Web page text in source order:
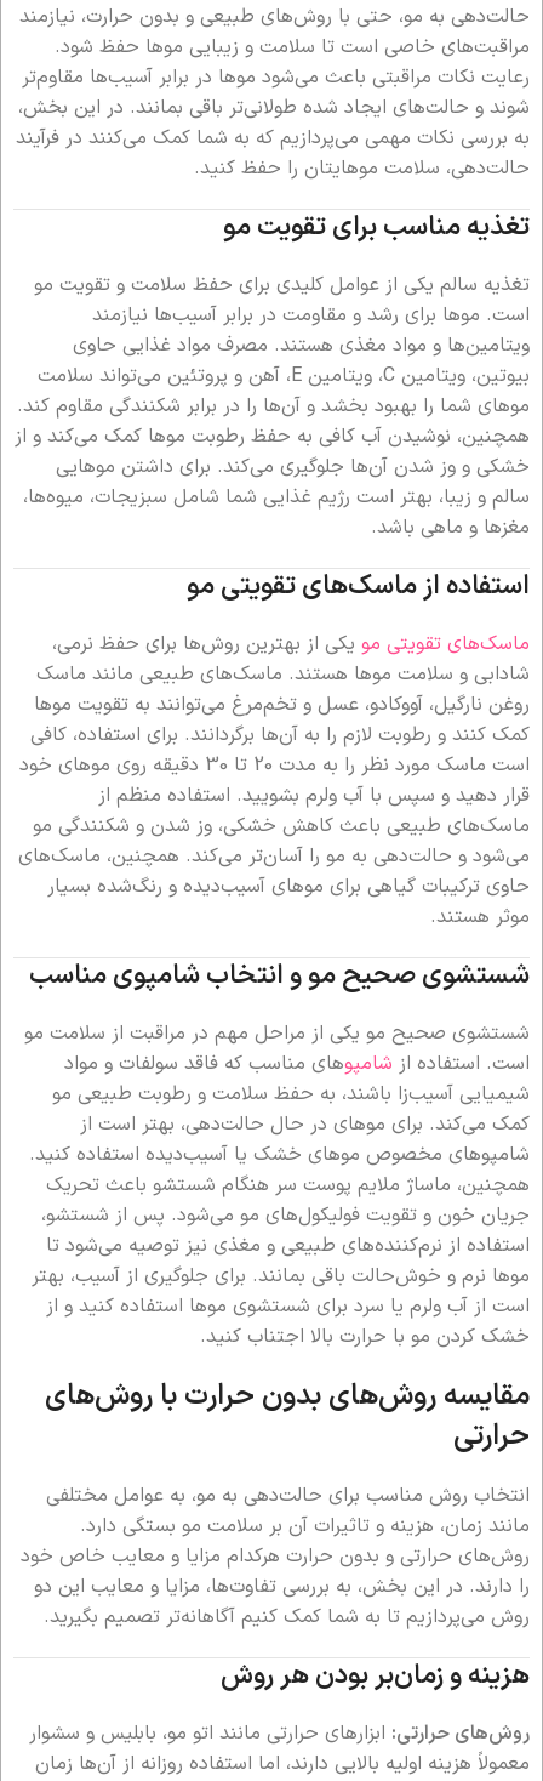
حالت‌دهی به مو، حتی با روش‌های طبیعی و بدون حرارت، نیازمند
مراقبت‌های خاصی است تا سلامت و زیبایی موها حفظ شود.
رعایت نکات مراقبتی باعث می‌شود موها در برابر آسیب‌ها مقاوم‌تر
شوند و حالت‌های ایجاد شده طولانی‌تر باقی بمانند. در این بخش،
به بررسی نکات مهمی می‌پردازیم که به شما کمک می‌کنند در فرآیند
حالت‌دهی، سلامت موهایتان را حفظ کنید.
تغذیه مناسب برای تقویت مو
تغذیه سالم یکی از عوامل کلیدی برای حفظ سلامت و تقویت مو
است. موها برای رشد و مقاومت در برابر آسیب‌ها نیازمند
ویتامین‌ها و مواد مغذی هستند. مصرف مواد غذایی حاوی
بیوتین، ویتامین C، ویتامین E، آهن و پروتئین می‌تواند سلامت
موهای شما را بهبود بخشد و آن‌ها را در برابر شکنندگی مقاوم کند.
همچنین، نوشیدن آب کافی به حفظ رطوبت موها کمک می‌کند و از
خشکی و وز شدن آن‌ها جلوگیری می‌کند. برای داشتن موهایی
سالم و زیبا، بهتر است رژیم غذایی شما شامل سبزیجات، میوه‌ها،
مغزها و ماهی باشد.
استفاده از ماسک‌های تقویتی مو
ماسک‌های تقویتی مو یکی از بهترین روش‌ها برای حفظ نرمی،
شادابی و سلامت موها هستند. ماسک‌های طبیعی مانند ماسک
روغن نارگیل، آووکادو، عسل و تخم‌مرغ می‌توانند به تقویت موها
کمک کنند و رطوبت لازم را به آن‌ها برگردانند. برای استفاده، کافی
است ماسک مورد نظر را به مدت 20 تا 30 دقیقه روی موهای خود
قرار دهید و سپس با آب ولرم بشویید. استفاده منظم از
ماسک‌های طبیعی باعث کاهش خشکی، وز شدن و شکنندگی مو
می‌شود و حالت‌دهی به مو را آسان‌تر می‌کند. همچنین، ماسک‌های
حاوی ترکیبات گیاهی برای موهای آسیب‌دیده و رنگ‌شده بسیار
موثر هستند.
شستشوی صحیح مو و انتخاب شامپوی مناسب
شستشوی صحیح مو یکی از مراحل مهم در مراقبت از سلامت مو
است. استفاده از شامپوهای مناسب که فاقد سولفات و مواد
شیمیایی آسیب‌زا باشند، به حفظ سلامت و رطوبت طبیعی مو
کمک می‌کند. برای موهای در حال حالت‌دهی، بهتر است از
شامپوهای مخصوص موهای خشک یا آسیب‌دیده استفاده کنید.
همچنین، ماساژ ملایم پوست سر هنگام شستشو باعث تحریک
جریان خون و تقویت فولیکول‌های مو می‌شود. پس از شستشو،
استفاده از نرم‌کننده‌های طبیعی و مغذی نیز توصیه می‌شود تا
موها نرم و خوش‌حالت باقی بمانند. برای جلوگیری از آسیب، بهتر
است از آب ولرم یا سرد برای شستشوی موها استفاده کنید و از
خشک کردن مو با حرارت بالا اجتناب کنید.
مقایسه روش‌های بدون حرارت با روش‌های
حرارتی
انتخاب روش مناسب برای حالت‌دهی به مو، به عوامل مختلفی
مانند زمان، هزینه و تاثیرات آن بر سلامت مو بستگی دارد.
روش‌های حرارتی و بدون حرارت هرکدام مزایا و معایب خاص خود
را دارند. در این بخش، به بررسی تفاوت‌ها، مزایا و معایب این دو
روش می‌پردازیم تا به شما کمک کنیم آگاهانه‌تر تصمیم بگیرید.
هزینه و زمان‌بر بودن هر روش
روش‌های حرارتی: ابزارهای حرارتی مانند اتو مو، بابلیس و سشوار
معمولاً هزینه اولیه بالایی دارند، اما استفاده روزانه از آن‌ها زمان